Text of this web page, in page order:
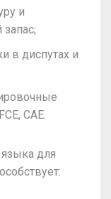
и
в диспутах и
CAE.
для